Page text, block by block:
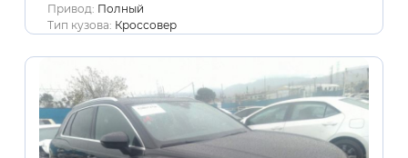
Привод: Полный
Тип кузова: Кроссовер